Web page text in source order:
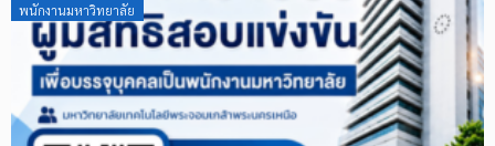
พนักงานมหาวิทยาลัย